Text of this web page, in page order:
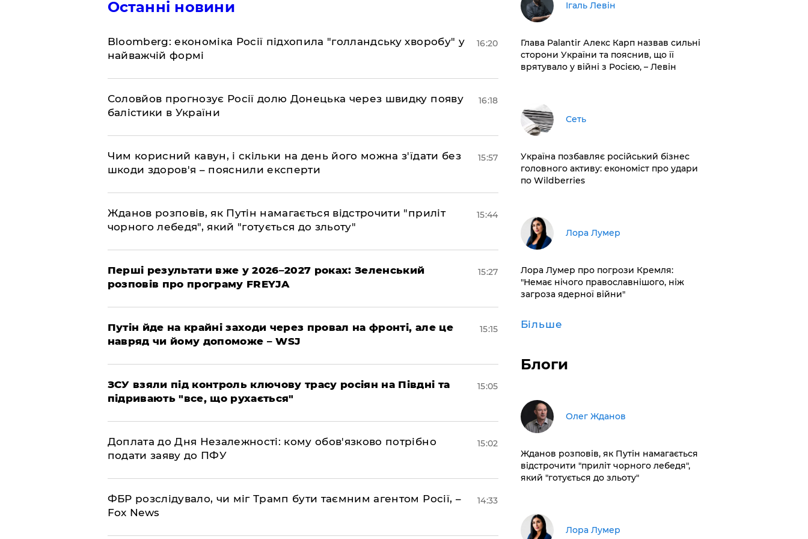
Останні новини
Bloomberg: економіка Росії підхопила "голландську хворобу" у
найважчій формі
16:20
Соловйов прогнозує Росії долю Донецька через швидку появу
балістики в України
16:18
Чим корисний кавун, і скільки на день його можна з'їдати без
шкоди здоров'я – пояснили експерти
15:57
Жданов розповів, як Путін намагається відстрочити "приліт
чорного лебедя", який "готується до зльоту"
15:44
Перші результати вже у 2026–2027 роках: Зеленський
розповів про програму FREYJA
15:27
Путін йде на крайні заходи через провал на фронті, але це
навряд чи йому допоможе – WSJ
15:15
ЗСУ взяли під контроль ключову трасу росіян на Півдні та
підривають "все, що рухається"
15:05
Доплата до Дня Незалежності: кому обов'язково потрібно
подати заяву до ПФУ
15:02
ФБР розслідувало, чи міг Трамп бути таємним агентом Росії, –
Fox News
14:33
Ігаль Левін
Глава Palantir Алекс Карп назвав сильні
сторони України та пояснив, що її
врятувало у війні з Росією, – Левін
Сеть
​Україна позбавляє російський бізнес
головного активу: економіст про удари
по Wildberries
​Лора Лумер
Лора Лумер про погрози Кремля:
"Немає нічого православнішого, ніж
загроза ядерної війни"
Більше
Блоги
Олег Жданов
Жданов розповів, як Путін намагається
відстрочити "приліт чорного лебедя",
який "готується до зльоту"
​Лора Лумер